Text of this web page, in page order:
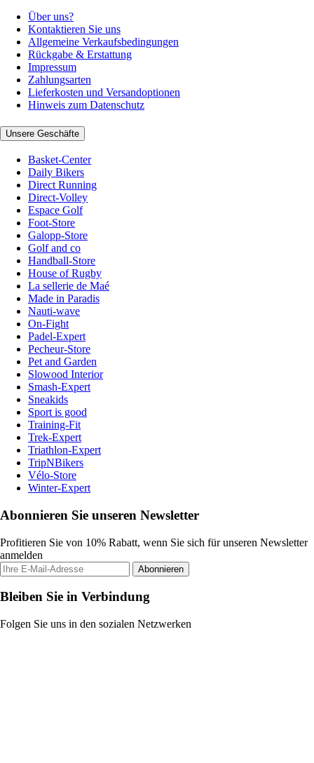
Über uns?
Kontaktieren Sie uns
Allgemeine Verkaufsbedingungen
Rückgabe & Erstattung
Impressum
Zahlungsarten
Lieferkosten und Versandoptionen
Hinweis zum Datenschutz
Unsere Geschäfte
Basket-Center
Daily Bikers
Direct Running
Direct-Volley
Espace Golf
Foot-Store
Galopp-Store
Golf and co
Handball-Store
House of Rugby
La sellerie de Maé
Made in Paradis
Nauti-wave
On-Fight
Padel-Expert
Pecheur-Store
Pet and Garden
Slowood Interior
Smash-Expert
Sneakids
Sport is good
Training-Fit
Trek-Expert
Triathlon-Expert
TripNBikers
Vélo-Store
Winter-Expert
Abonnieren Sie unseren Newsletter
Profitieren Sie von 10% Rabatt, wenn Sie sich für unseren Newsletter
anmelden
Abonnieren
Bleiben Sie in Verbindung
Folgen Sie uns in den sozialen Netzwerken